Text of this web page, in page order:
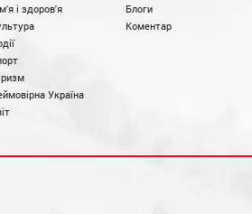
і здоров'я
Україна
Блоги
Коментар